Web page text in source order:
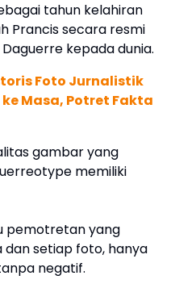
tahun kelahiran
Prancis secara resmi
kepada dunia.
Foto Jurnalistik
Masa, Potret Fakta
gambar yang
memiliki
pemotretan yang
setiap foto, hanya
negatif.